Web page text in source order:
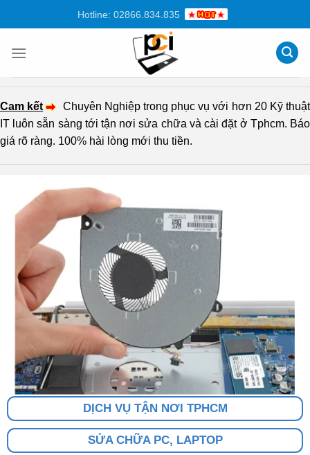
dung
Hotline: 02866.834.835
Cam kết
Chuyên Nghiệp trong phục vụ với hơn 20 Kỹ thuật
IT luôn sẵn sàng tới tận nơi sửa chữa và cài đặt ở Tphcm. Báo
giá rõ ràng. 100% hài lòng mới thu tiền.
DỊCH VỤ TẬN NƠI TPHCM
SỬA CHỮA PC, LAPTOP